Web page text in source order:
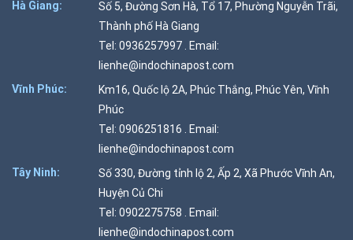
Hà Giang:
Số 5, Đường Sơn Hà, Tổ 17, Phường Nguyễn Trãi,
Thành phố Hà Giang
Tel: 0936257997 . Email:
lienhe@indochinapost.com
Vĩnh Phúc:
Km16, Quốc lộ 2A, Phúc Thắng, Phúc Yên, Vĩnh
Phúc
Tel: 0906251816 . Email:
lienhe@indochinapost.com
Tây Ninh:
Số 330, Đường tỉnh lộ 2, Ấp 2, Xã Phước Vĩnh An,
Huyện Củ Chi
Tel: 0902275758 . Email:
lienhe@indochinapost.com